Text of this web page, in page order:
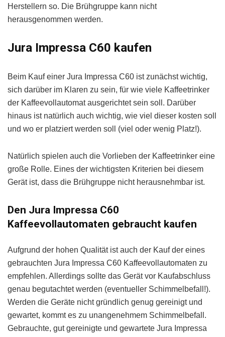
Herstellern so. Die Brühgruppe kann nicht
herausgenommen werden.
Jura Impressa C60 kaufen
Beim Kauf einer Jura Impressa C60 ist zunächst wichtig,
sich darüber im Klaren zu sein, für wie viele Kaffeetrinker
der Kaffeevollautomat ausgerichtet sein soll. Darüber
hinaus ist natürlich auch wichtig, wie viel dieser kosten soll
und wo er platziert werden soll (viel oder wenig Platz!).
Natürlich spielen auch die Vorlieben der Kaffeetrinker eine
große Rolle. Eines der wichtigsten Kriterien bei diesem
Gerät ist, dass die Brühgruppe nicht herausnehmbar ist.
Den Jura Impressa C60
Kaffeevollautomaten gebraucht kaufen
Aufgrund der hohen Qualität ist auch der Kauf der eines
gebrauchten Jura Impressa C60 Kaffeevollautomaten zu
empfehlen. Allerdings sollte das Gerät vor Kaufabschluss
genau begutachtet werden (eventueller Schimmelbefall!).
Werden die Geräte nicht gründlich genug gereinigt und
gewartet, kommt es zu unangenehmem Schimmelbefall.
Gebrauchte, gut gereinigte und gewartete Jura Impressa